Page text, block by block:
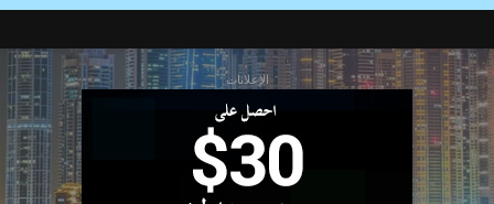
الإعلانات